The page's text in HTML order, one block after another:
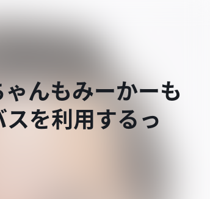
んもみーかーも
を利用するっ